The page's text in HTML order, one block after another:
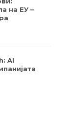
на ЕУ –
AI